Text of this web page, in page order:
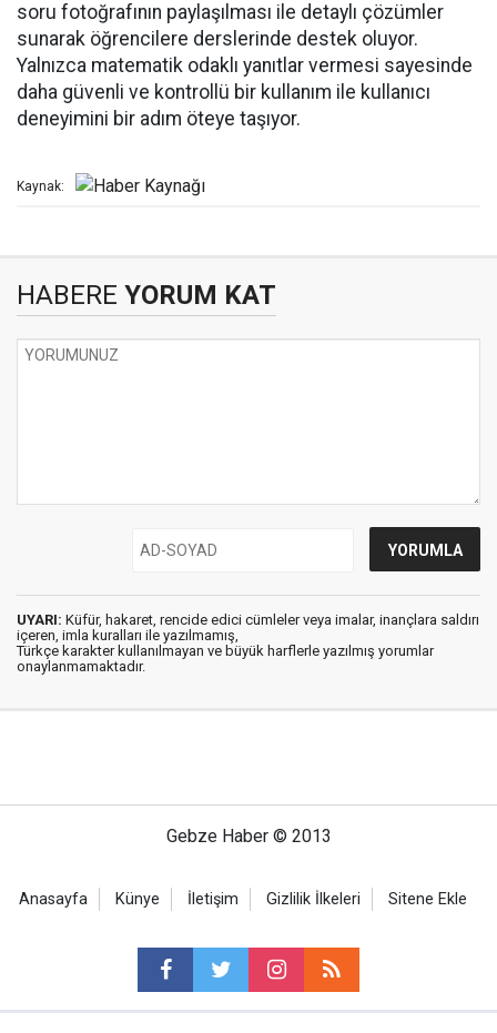
soru fotoğrafının paylaşılması ile detaylı çözümler
sunarak öğrencilere derslerinde destek oluyor.
Yalnızca matematik odaklı yanıtlar vermesi sayesinde
daha güvenli ve kontrollü bir kullanım ile kullanıcı
deneyimini bir adım öteye taşıyor.
Kaynak:
HABERE YORUM KAT
UYARI: Küfür, hakaret, rencide edici cümleler veya imalar, inançlara saldırı
içeren, imla kuralları ile yazılmamış,
Türkçe karakter kullanılmayan ve büyük harflerle yazılmış yorumlar
onaylanmamaktadır.
Gebze Haber © 2013
Anasayfa Künye İletişim Gizlilik İlkeleri Sitene Ekle